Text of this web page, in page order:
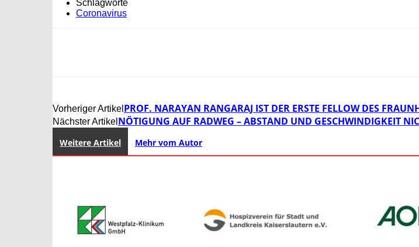
Schlagworte
Coronavirus
Vorheriger Artikel PROF. NARAYAN RANGARAJ IST DER ERSTE FELLOW DES
Nächster Artikel NÖTIGUNG AUF RADWEG – ABSTAND UND GESCHWINDIGKEIT
Weitere Artikel Mehr vom Autor